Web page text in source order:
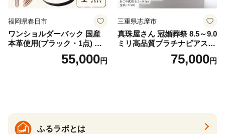
福岡県春日市
ワンショルダーバック 国産
本革使用(ブラック・1点) 鞄
バック バッグ カバン レザー
国産 日本製 牛革 黒 革 革製
55,000円
三重県志摩市
真珠屋さん 冠婚葬祭 8.5～9.0
ミリ高品質プラチナピアス P
t900 志摩産アコヤ真珠 ブラ
ックパール 黒真珠75,000円
ふるラボとは